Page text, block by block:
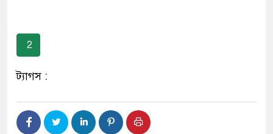
2
ট্যাগস :